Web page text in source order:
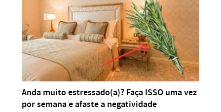
Anda muito estressado(a)? Faça ISSO uma vez
por semana e afaste a negatividade